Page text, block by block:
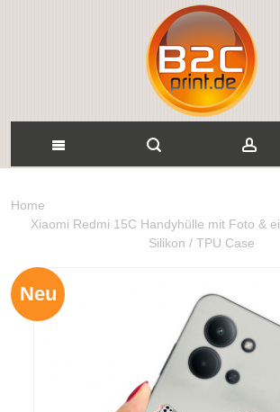
Home
Xiaomi Redmi 15C Handyhülle mit Foto &
Silikon / TPU Case
Neu